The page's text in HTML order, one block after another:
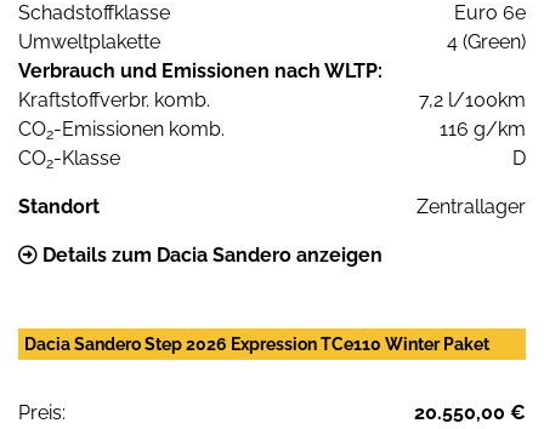
Schadstoffklasse
Euro 6e
Umweltplakette
4 (Green)
Verbrauch und Emissionen nach WLTP:
Kraftstoffverbr. komb.
7,2 l/100km
CO2-Emissionen komb.
116 g/km
CO2-Klasse D
Standort Zentrallager
Details zum Dacia Sandero anzeigen
Dacia Sandero Step 2026 Expression TCe110 Winter Paket
Preis:
20.550,00 €